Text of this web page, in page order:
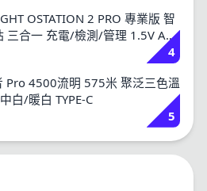
OSTATION 2 PRO 專業版 智
三合一 充電/檢測/管理 1.5V AA
/AAA
4
流明 575米 聚泛三色溫
白/暖白 TYPE-C
5